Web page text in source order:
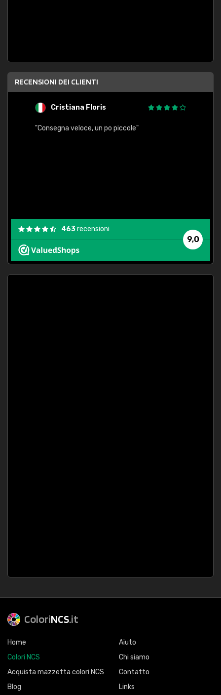
RECENSIONI DEI CLIENTI
Cristiana Floris
"Consegna veloce, un po piccole"
9,0
463recensioni
ColoriNCS.it
Home
Colori NCS
Acquista mazzetta colori NCS
Blog
Aiuto
Chi siamo
Contatto
Links